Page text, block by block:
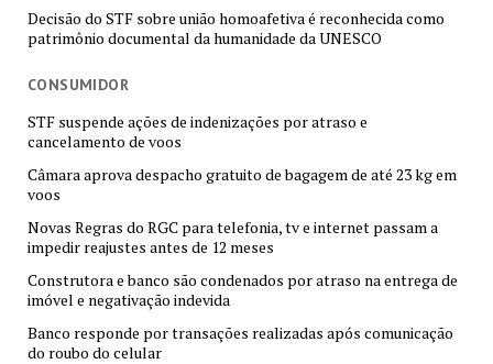
Decisão do STF sobre união homoafetiva é reconhecida como
patrimônio documental da humanidade da UNESCO
CONSUMIDOR
STF suspende ações de indenizações por atraso e
cancelamento de voos
Câmara aprova despacho gratuito de bagagem de até 23 kg em
voos
Novas Regras do RGC para telefonia, tv e internet passam a
impedir reajustes antes de 12 meses
Construtora e banco são condenados por atraso na entrega de
imóvel e negativação indevida
Banco responde por transações realizadas após comunicação
do roubo do celular